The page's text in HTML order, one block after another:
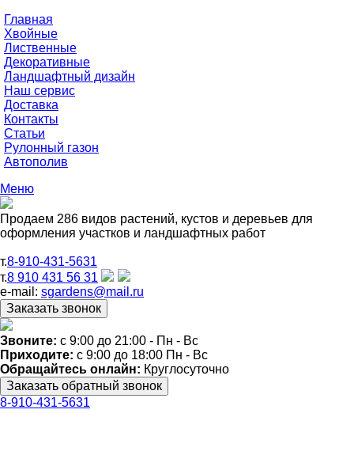
Главная
Хвойные
Лиственные
Декоративные
Ландшафтный дизайн
Наш сервис
Доставка
Контакты
Статьи
Рулонный газон
Автополив
Меню
Продаем 286 видов растений, кустов и деревьев для
оформления участков и ландшафтных работ
т.8-910-431-5631
т.8 910 431 56 31
e-mail: sgardens@mail.ru
Звоните: c 9:00 до 21:00 - Пн - Вс
Приходите: c 9:00 до 18:00 Пн - Вс
Обращайтесь онлайн: Круглосуточно
8-910-431-5631